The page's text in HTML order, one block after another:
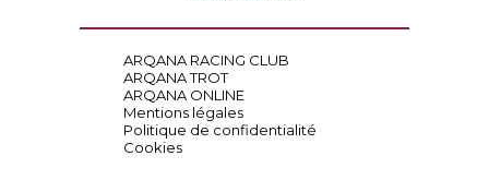
ARQANA RACING CLUB
ARQANA TROT
ARQANA ONLINE
Mentions légales
Politique de confidentialité
Cookies